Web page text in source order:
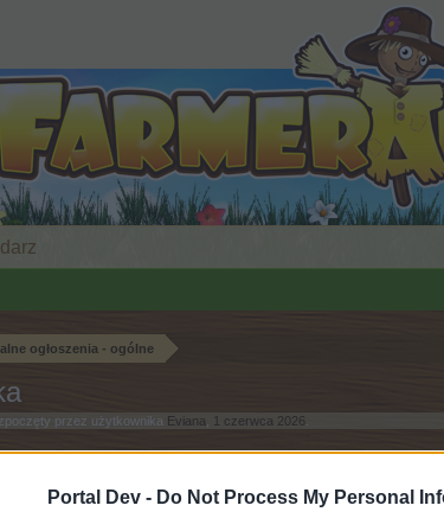
Portal Dev - Do Not Process My Personal
ogłoszenia - ogólne
przez użytkownika Eviana 1 czerwca 2026
rozmowach lub otworzyć własny wątek na